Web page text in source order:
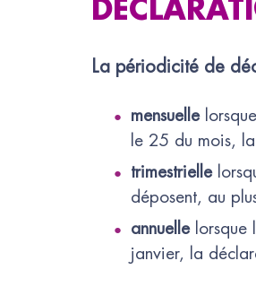
La périodicité de
mensuelle
le 25 du mois,
trimestrielle
déposent, au
annuelle
janvier, la